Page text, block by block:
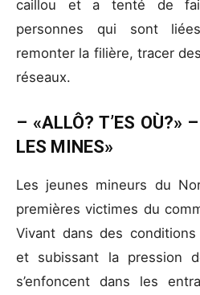
caillou et a tenté de
personnes qui sont
remonter la filière, tracer
réseaux.
– «ALLÔ? T’ES OÙ?»
LES MINES»
Les jeunes mineurs du
premières victimes du
Vivant dans des
et subissant la pression
s’enfoncent dans les